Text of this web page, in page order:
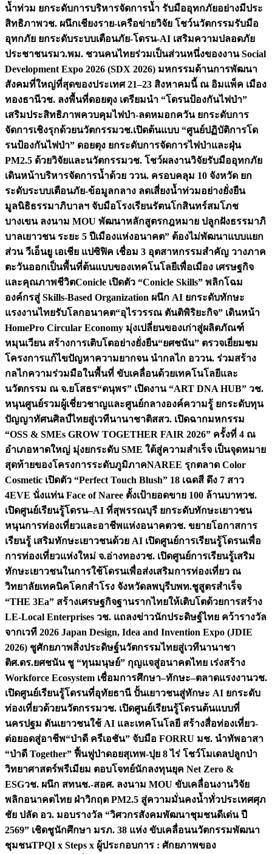
น้ำท่วม ยกระดับการบริหารจัดการน้ำ รับมืออุทกภัยอย่างมีประ
สิทธิภาพวช. ผนึกเชียงราย-เครือข่ายวิจัย โชว์นวัตกรรมรับมือ
อุทกภัย ยกระดับระบบเตือนภัย-โดรน-AI เสริมความปลอดภัย
ประชาชนรมว.พม. ชวนคนไทยร่วมเป็นส่วนหนึ่งของงาน Social
Development Expo 2026 (SDX 2026) มหกรรมด้านการพัฒนา
สังคมที่ใหญ่ที่สุดของประเทศ 21–23 สิงหาคมนี้ ณ อิมแพ็ค เมือง
ทองธานีวช. ลงพื้นที่ดอยตุง เตรียมนำ “โดรนป้องกันไฟป่า”
เสริมประสิทธิภาพควบคุมไฟป่า-ลดหมอกควัน ยกระดับการ
จัดการเชิงรุกด้วยนวัตกรรมวช.เปิดต้นแบบ “ศูนย์ปฏิบัติการโด
รนป้องกันไฟป่า” ดอยตุง ยกระดับการจัดการไฟป่าและฝุ่น
PM2.5 ด้วยวิจัยและนวัตกรรมวช. โชว์ผลงานวิจัยรับมืออุทกภัย
เดินหน้าบริหารจัดการน้ำด้วย ววน. ครอบคลุม 10 จังหวัด ยก
ระดับระบบเตือนภัย-ข้อมูลกลาง ลดเสี่ยงน้ำท่วมอย่างยั่งยืน
มูลนิธิธรรมาภิบาลฯ จับมือโรงเรียนรัตนโกสินทร์สมโภช
บางเขน ลงนาม MOU พัฒนาหลักสูตรกฎหมาย ปลูกฝังธรรมาภิ
บาลเยาวชน ระยะ 5 ปีเมืองแห่งอนาคต” ต้องไม่พัฒนาแบบแยก
ส่วน วีเอ็นยู เอเชีย แปซิฟิค เชื่อม 3 อุตสาหกรรมสำคัญ วางภาค
ตะวันออกเป็นพื้นที่ต้นแบบของเทคโนโลยีเพื่อเมือง เศรษฐกิจ
และคุณภาพชีวิตConicle เปิดตัว “Conicle Skills” พลิกโฉม
องค์กรสู่ Skills-Based Organization ผนึก AI ยกระดับทักษะ
แรงงานไทยรับโลกอนาคต“อุไรวรรณ ตันติพิริยะกิจ” เดินหน้า
HomePro Circular Economy มุ่งเปลี่ยนของเก่าสู่ผลิตภัณฑ์
หมุนเวียน สร้างการเติบโตอย่างยั่งยืน“ยศชนัน” ตรวจเยี่ยมชม
โครงการแก้ไขปัญหาความยากจน นำกลไก อววน. ร่วมสร้าง
กลไกความร่วมมือในพื้นที่ ขับเคลื่อนด้วยเทคโนโลยีและ
นวัตกรรม ณ จ.ยโสธร“ดนุพร” เปิดงาน “ART DNA HUB” วช.
หนุนศูนย์รวมผู้เชี่ยวชาญและศูนย์กลางองค์ความรู้ ยกระดับทุน
ปัญญาทัศนศิลป์ไทยสู่เวทีนานาชาติสสว. เปิดฉากมหกรรม
“OSS & SMEs GROW TOGETHER FAIR 2026” ครั้งที่ 4 ณ
อำเภอหาดใหญ่ มุ่งยกระดับ SME ใต้สู่ความสำเร็จ เป็นจุดหมาย
สุดท้ายของโครงการระดับภูมิภาคNAREE รุกตลาด Color
Cosmetic เปิดตัว “Perfect Touch Blush” 18 เฉดสี ดึง 7 สาว
4EVE นั่งแท่น Face of Naree ตั้งเป้ายอดขาย 100 ล้านบาทวช.
เปิดศูนย์เรียนรู้โดรน–AI ที่สุพรรณบุรี ยกระดับทักษะเยาวชน
หนุนการท่องเที่ยวและอาชีพแห่งอนาคตวช. ขยายโอกาสการ
เรียนรู้ เสริมทักษะเยาวชนด้วย AI เปิดศูนย์การเรียนรู้โดรนเพื่อ
การท่องเที่ยวแห่งใหม่ จ.อ่างทองวช. เปิดศูนย์การเรียนรู้เสริม
ทักษะเยาวชนในการใช้โดรนเพื่อส่งเสริมการท่องเที่ยว ณ
วิทยาลัยเทคนิคโคกสำโรง จังหวัดลพบุรีบพท.ชูสูตรสำเร็จ
“THE 3Ea” สร้างเศรษฐกิจฐานรากไทยให้เติบโตด้วยการสร้าง
LE-Local Enterprises วช. แถลงข่าวนักประดิษฐ์ไทย คว้ารางวัล
จากเวที 2026 Japan Design, Idea and Invention Expo (JDIE
2026) ชูศักยภาพสิ่งประดิษฐ์นวัตกรรมไทยสู่เวทีนานาชา
ติศ.ดร.ยศชนัน ชู “ทุนมนุษย์” กุญแจสู่อนาคตไทย เร่งสร้าง
Workforce Ecosystem เชื่อมการศึกษา–ทักษะ–ตลาดแรงงานวช.
เปิดศูนย์เรียนรู้โดรนที่อุทัยธานี ปั้นเยาวชนสู่ทักษะ AI ยกระดับ
ท่องเที่ยวด้วยนวัตกรรมวช. เปิดศูนย์เรียนรู้โดรนต้นแบบที่
นครปฐม ดันเยาวชนใช้ AI และเทคโนโลยี สร้างสื่อท่องเที่ยว-
ต่อยอดสู่อาชีพ“ป่าดี ครีเอชัน” จับมือ FORRU มช. นำทัพอาสา
“ป่าดี Together” ฟื้นฟูป่าดอยสุเทพ-ปุย 8 ไร่ โชว์โมเดลปลูกป่า
วิทยาศาสตร์พรีเมียม ตอบโจทย์นักลงทุนยุค Net Zero &
ESGวช. ผนึก สทนช.-สอศ. ลงนาม MOU ขับเคลื่อนงานวิจัย
พลิกอนาคตไทย ฝ่าวิกฤต PM2.5 สู่ความมั่นคงน้ำทั่วประเทศศุภ
ชัย ปลัด อว. มอบรางวัล “วิศวกรสังคมพัฒนาชุมชนดีเด่น ปี
2569” เชิดชูนักศึกษา มรภ. 38 แห่ง ขับเคลื่อนนวัตกรรมพัฒนา
ชุมชนTPQI x Steps x ผู้ประกอบการ : ศักยภาพของ